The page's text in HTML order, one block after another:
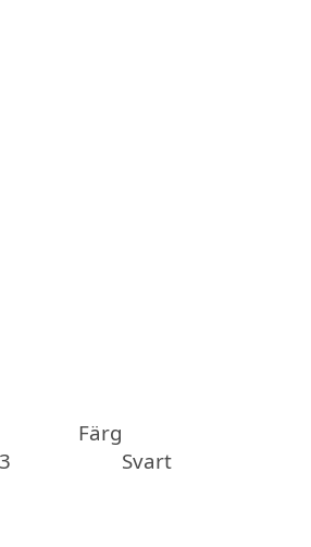
Färg
Svart